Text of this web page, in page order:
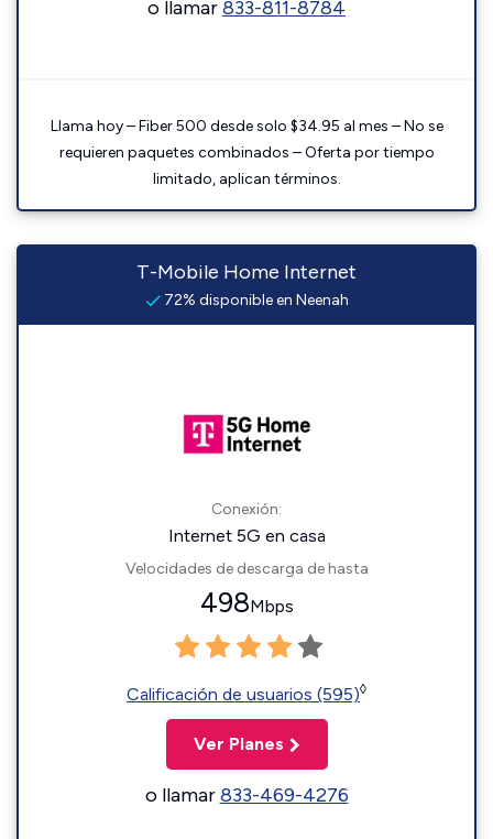
o llamar833-811-8784
Llama hoy – Fiber 500 desde solo $34.95 al mes – No se
requieren paquetes combinados – Oferta por tiempo
limitado, aplican términos.
T-Mobile Home Internet
72% disponible en Neenah
Conexión:
Internet 5G en casa
Velocidades de descarga de hasta
498Mbps
Calificación de usuarios (595)◊
Ver Planes
o llamar833-469-4276